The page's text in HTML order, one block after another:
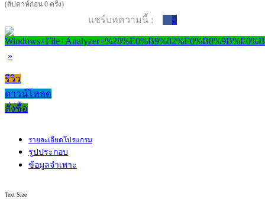
(สัปดาห์ก่อน 0 ครั้ง)
แชร์บทความนี้ : 0
»
รีวิว
ดาวน์โหลด
สั่งซื้อ
รายละเอียดโปรแกรม
รูปประกอบ
ข้อมูลจำเพาะ
Text Size